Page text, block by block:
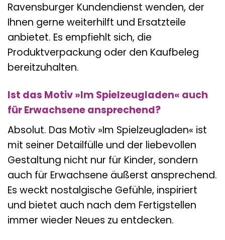
Ravensburger Kundendienst wenden, der
Ihnen gerne weiterhilft und Ersatzteile
anbietet. Es empfiehlt sich, die
Produktverpackung oder den Kaufbeleg
bereitzuhalten.
Ist das Motiv »Im Spielzeugladen« auch
für Erwachsene ansprechend?
Absolut. Das Motiv »Im Spielzeugladen« ist
mit seiner Detailfülle und der liebevollen
Gestaltung nicht nur für Kinder, sondern
auch für Erwachsene äußerst ansprechend.
Es weckt nostalgische Gefühle, inspiriert
und bietet auch nach dem Fertigstellen
immer wieder Neues zu entdecken.